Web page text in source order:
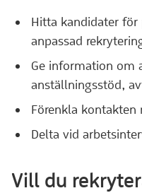
Hitta kandidater
anpassad
Ge information om
anställningsstöd,
Förenkla
Delta vid
Vill du